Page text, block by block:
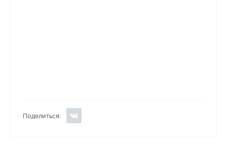
Поделиться: